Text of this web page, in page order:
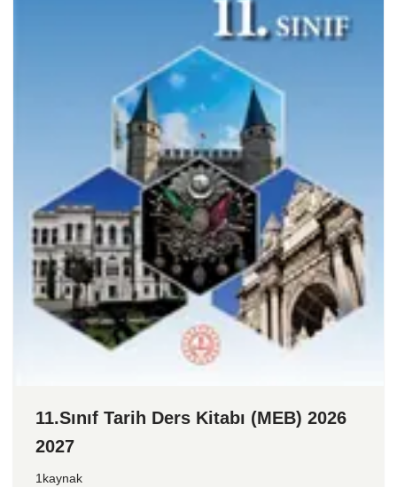
11.Sınıf Tarih Ders Kitabı (MEB) 2026
2027
1kaynak